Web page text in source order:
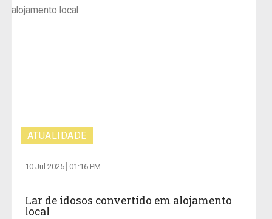
ATUALIDADE
10 Jul 2025 01:16 PM
Lar de idosos convertido em alojamento
local